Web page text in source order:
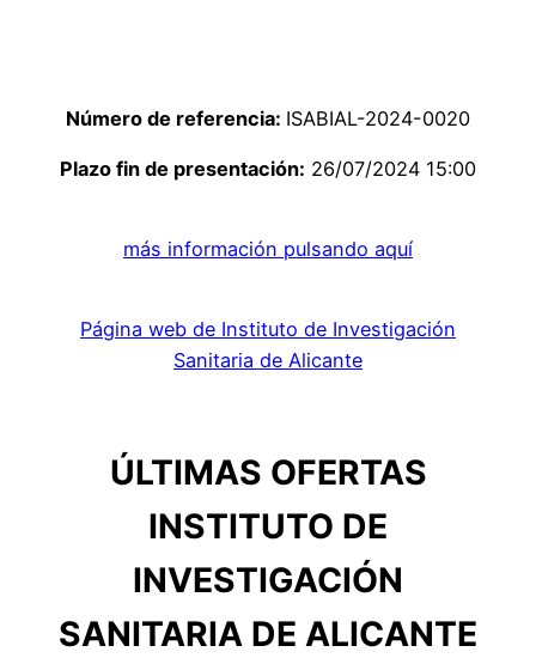
Número de referencia: ISABIAL-2024-0020
Plazo fin de presentación: 26/07/2024 15:00
más información pulsando aquí
Página web de Instituto de Investigación
Sanitaria de Alicante
ÚLTIMAS OFERTAS
INSTITUTO DE
INVESTIGACIÓN
SANITARIA DE ALICANTE